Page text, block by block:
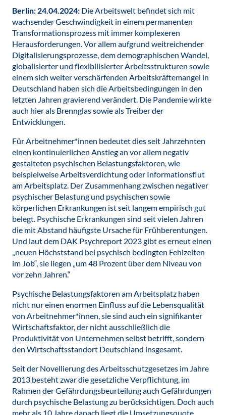
Berlin: 24.04.2024: Die Arbeitswelt befindet sich mit
wachsender Geschwindigkeit in einem permanenten
Transformationsprozess mit immer komplexeren
Herausforderungen. Vor allem aufgrund weitreichender
Digitalisierungsprozesse, dem demographischen Wandel,
globalisierter und flexibilisierter Arbeitsstrukturen sowie
einem sich weiter verschärfenden Arbeitskräftemangel in
Deutschland haben sich die Arbeitsbedingungen in den
letzten Jahren gravierend verändert. Die Pandemie wirkte
auch hier als Brennglas sowie als Treiber der
Entwicklungen.
Für Arbeitnehmer*innen bedeutet dies seit Jahrzehnten
einen kontinuierlichen Anstieg an vor allem negativ
gestalteten psychischen Belastungsfaktoren, wie
beispielweise Arbeitsverdichtung oder Informationsflut
am Arbeitsplatz. Der Zusammenhang zwischen negativer
psychischer Belastung und psychischen sowie
körperlichen Erkrankungen ist seit langem empirisch gut
belegt. Psychische Erkrankungen sind seit vielen Jahren
die mit Abstand häufigste Ursache für Frühberentungen.
Und laut dem DAK Psychreport 2023 gibt es erneut einen
„neuen Höchststand bei psychisch bedingten Fehlzeiten
im Job“, sie liegen „um 48 Prozent über dem Niveau von
vor zehn Jahren.“
Psychische Belastungsfaktoren am Arbeitsplatz haben
nicht nur einen enormen Einfluss auf die Lebensqualität
von Arbeitnehmer*innen, sie sind auch ein signifikanter
Wirtschaftsfaktor, der nicht ausschließlich die
Produktivität von Unternehmen selbst betrifft, sondern
den Wirtschaftsstandort Deutschland insgesamt.
Seit der Novellierung des Arbeitsschutzgesetzes im Jahre
2013 besteht zwar die gesetzliche Verpflichtung, im
Rahmen der Gefährdungsbeurteilung auch Gefährdungen
durch psychische Belastung zu berücksichtigen. Doch auch
mehr als 10 Jahre danach liegt die Umsetzungsquote